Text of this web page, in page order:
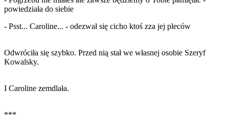
powiedziała do siebie
- Psst... Caroline... - odezwał się cicho ktoś zza jej pleców
Odwróciła się szybko. Przed nią stał we własnej osobie Szeryf
Kowalsky.
I Caroline zemdlała.
***